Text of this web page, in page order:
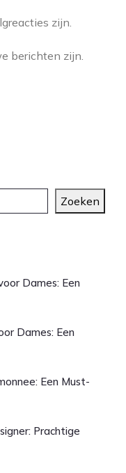
zijn.
berichten zijn.
Zoeken
Dames: Een
Dames: Een
Een Must-
Prachtige